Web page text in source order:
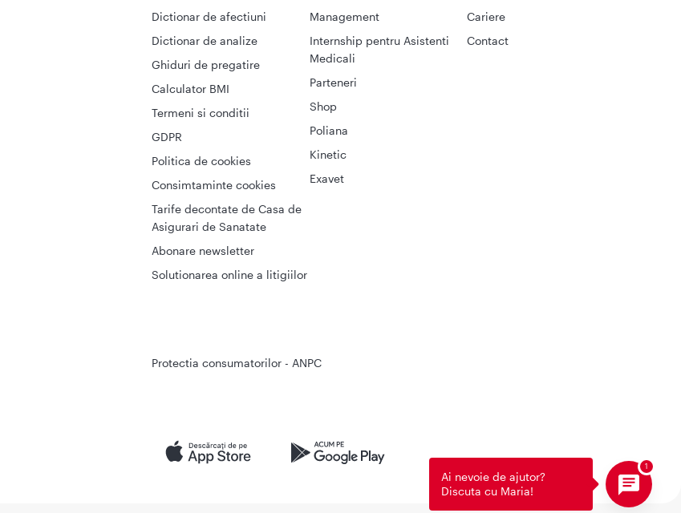
Dictionar de afectiuni
Dictionar de analize
Ghiduri de pregatire
Calculator BMI
Termeni si conditii
GDPR
Politica de cookies
Consimtaminte cookies
Tarife decontate de Casa de
Asigurari de Sanatate
Abonare newsletter
Solutionarea online a litigiilor
Cariere
Contact
Management
Internship pentru Asistenti
Medicali
Parteneri
Shop
Poliana
Kinetic
Exavet
Protectia consumatorilor - ANPC
Ai nevoie de ajutor?
Discuta cu Maria!